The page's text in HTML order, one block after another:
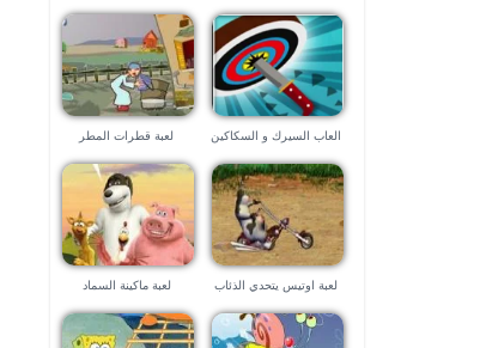
العاب السيرك و السكاكين لعبة قطرات المطر
لعبة اوتيس يتحدي الذئاب لعبة ماكينة السماد